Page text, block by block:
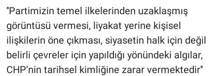
''Partimizin temel ilkelerinden uzaklaşmış
görüntüsü vermesi, liyakat yerine kişisel
ilişkilerin öne çıkması, siyasetin halk için değil
belirli çevreler için yapıldığı yönündeki algılar,
CHP’nin tarihsel kimliğine zarar vermektedir''